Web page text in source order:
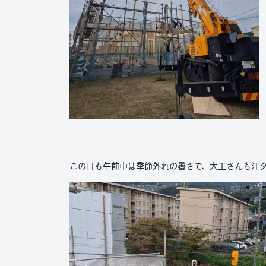
この日も午前中は季節外れの暑さで、大工さんも汗